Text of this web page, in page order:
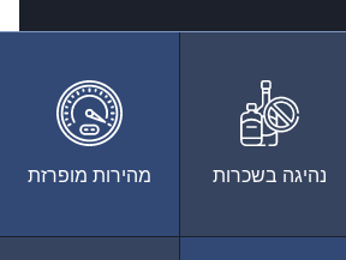
נהיגה בשכרות מהירות מופרזת